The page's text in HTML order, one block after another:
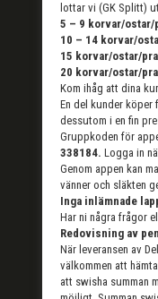
lottar vi (GK Splitt)
5 – 9 korvar/ostar/
10 – 14 korvar/
15 korvar/ostar/
20 korvar/ostar/
Kom ihåg att dina
En del kunder köper
dessutom i en fin
Gruppkoden för
338184. Logga in
Genom appen kan
vänner och släkten
Inga inlämnade
Har ni några frågor
Redovisning av
När leveransen av
välkommen att
att swisha summan